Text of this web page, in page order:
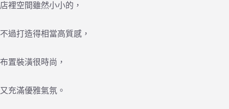
店裡空間雖然小小的，
不過打造得相當高質感，
布置裝潢很時尚，
又充滿優雅氣氛。